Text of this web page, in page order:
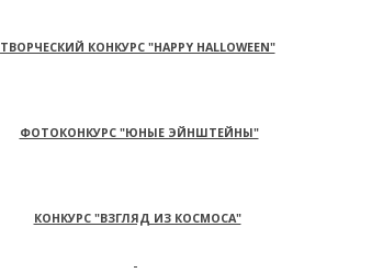
ТВОРЧЕСКИЙ КОНКУРС "HAPPY HALLOWEEN"
ФОТОКОНКУРС "ЮНЫЕ ЭЙНШТЕЙНЫ"
КОНКУРС "ВЗГЛЯД ИЗ КОСМОСА"